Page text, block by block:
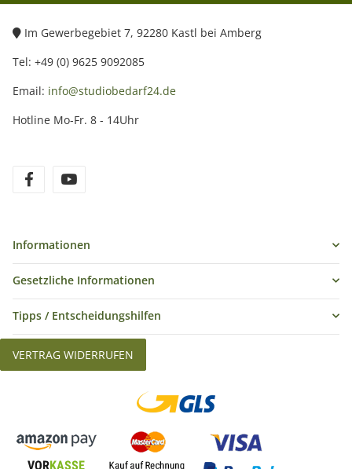
Im Gewerbegebiet 7, 92280 Kastl bei Amberg
Tel: +49 (0) 9625 9092085
Email: info@studiobedarf24.de
Hotline Mo-Fr. 8 - 14Uhr
Informationen
Gesetzliche Informationen
Tipps / Entscheidungshilfen
VERTRAG WIDERRUFEN